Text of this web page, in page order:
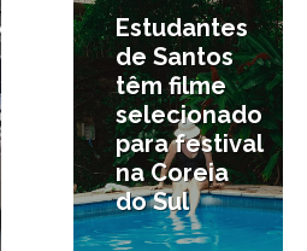
Publicar no X
Estudantes
de Santos
têm filme
selecionado
para festival
na Coreia
do Sul